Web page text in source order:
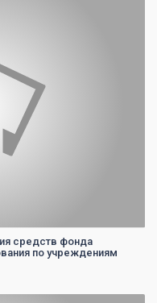
средств фонда
по учреждениям